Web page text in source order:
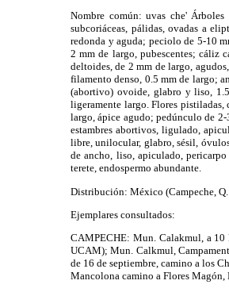
Nombre común: uvas che'
subcoriáceas, pálidas, ovadas a
redonda y aguda; peciolo de 5-10
2 mm de largo, pubescentes; cáliz
deltoides, de 2 mm de largo,
filamento denso, 0.5 mm de largo;
(abortivo) ovoide, glabro y liso,
ligeramente largo. Flores pistiladas,
largo, ápice agudo; pedúnculo de
estambres abortivos, ligulado,
libre, unilocular, glabro, sésil,
de ancho, liso, apiculado,
terete, endospermo abundante.
Distribución: México (Campeche,
Ejemplares consultados:
CAMPECHE: Mun. Calakmul, a
UCAM); Mun. Calkmul,
de 16 de septiembre, camino a los
Mancolona camino a Flores